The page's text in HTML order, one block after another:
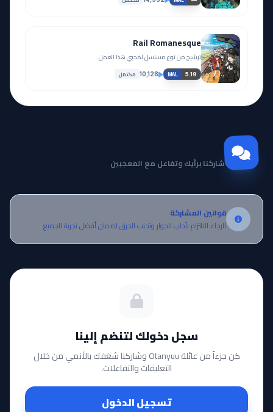
Rail Romanesque
ترشيح من نوع مسلسل لمحبي هذا العمل.
MAL 5.19
10,128 مكتمل
مجتمع Otanyuu
شاركنا برأيك وتفاعل مع المعجبين
قوانين المشاركة
الرجاء الالتزام بآداب الحوار وتجنب الحرق لضمان أفضل تجربة للجميع.
سجل دخولك لتنضم إلينا
كن جزءاً من عائلة Otanyuu وشاركنا شغفك بالأنمي من خلال
التعليقات والتفاعلات.
تسجيل الدخول